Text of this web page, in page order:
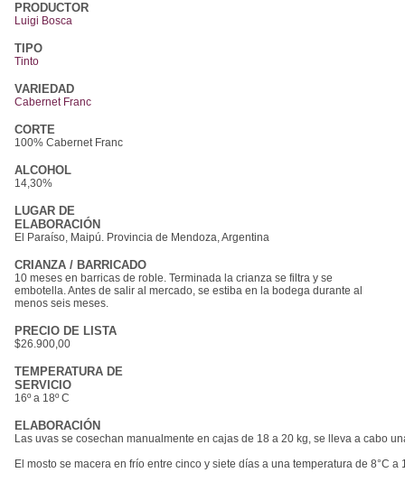
PRODUCTOR
Luigi Bosca
TIPO
Tinto
VARIEDAD
Cabernet Franc
CORTE
100% Cabernet Franc
ALCOHOL
14,30%
LUGAR DE
ELABORACIÓN
El Paraíso, Maipú. Provincia de Mendoza, Argentina
CRIANZA / BARRICADO
10 meses en barricas de roble. Terminada la crianza se filtra y se
embotella. Antes de salir al mercado, se estiba en la bodega durante al
menos seis meses.
PRECIO DE LISTA
$26.900,00
TEMPERATURA DE
SERVICIO
16º a 18º C
ELABORACIÓN
Las uvas se cosechan manualmente en cajas de 18 a 20 kg, se lleva a cabo
El mosto se macera en frío entre cinco y siete días a una temperatura de 8°C a